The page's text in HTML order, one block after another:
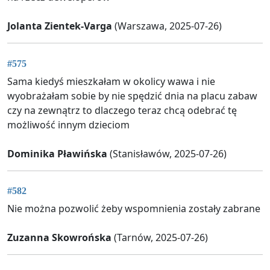
Jolanta Zientek-Varga (Warszawa, 2025-07-26)
#575
Sama kiedyś mieszkałam w okolicy wawa i nie
wyobrażałam sobie by nie spędzić dnia na placu zabaw
czy na zewnątrz to dlaczego teraz chcą odebrać tę
możliwość innym dzieciom
Dominika Pławińska (Stanisławów, 2025-07-26)
#582
Nie można pozwolić żeby wspomnienia zostały zabrane
Zuzanna Skowrońska (Tarnów, 2025-07-26)